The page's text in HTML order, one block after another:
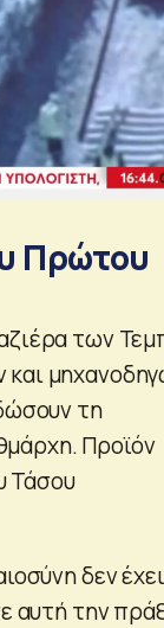
Πρώτου
των
τη
Προϊόν
Τάσου
δεν έχει
αυτή την